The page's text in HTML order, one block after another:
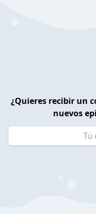
¿Quieres recibir un
nuevos